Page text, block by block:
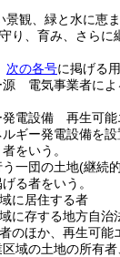
景観、緑と水に恵
り、育み、さらに
次の各号に掲げる
電気事業者によ
電設備 再生可能
ギー発電設備を設
をいう。
一団の土地(継続
る者をいう。
に居住する者
に存する地方自治
のほか、再生可
域の土地の所有者